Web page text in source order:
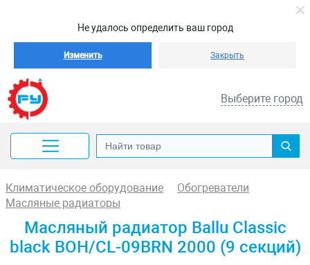
Не удалось определить ваш город
Изменить Закрыть
Выберите город
Климатическое оборудование
Обогреватели
Масляные радиаторы
Масляный радиатор Ballu Classic
black BOH/CL-09BRN 2000 (9 секций)